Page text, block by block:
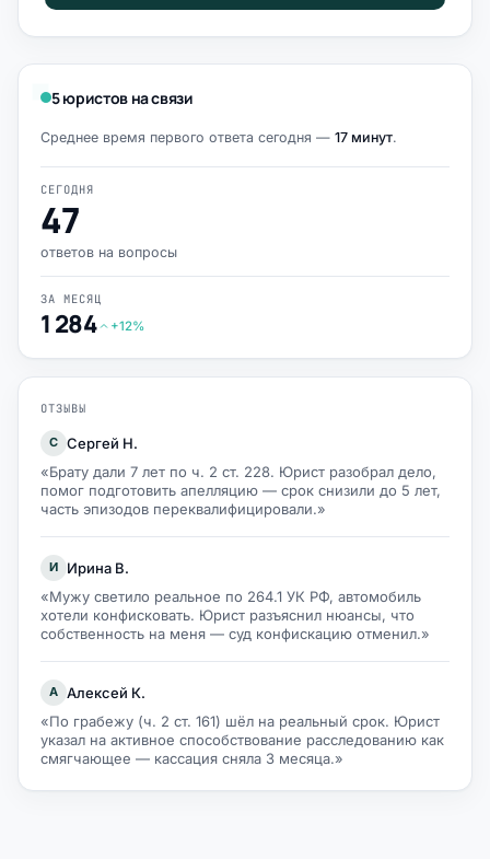
5 юристов на связи
Среднее время первого ответа сегодня — 17 минут.
СЕГОДНЯ
47
ответов на вопросы
ЗА МЕСЯЦ
1 284 +12%
ОТЗЫВЫ
С Сергей Н.
«Брату дали 7 лет по ч. 2 ст. 228. Юрист разобрал дело,
помог подготовить апелляцию — срок снизили до 5 лет,
часть эпизодов переквалифицировали.»
И
Ирина В.
«Мужу светило реальное по 264.1 УК РФ, автомобиль
хотели конфисковать. Юрист разъяснил нюансы, что
собственность на меня — суд конфискацию отменил.»
А Алексей К.
«По грабежу (ч. 2 ст. 161) шёл на реальный срок. Юрист
указал на активное способствование расследованию как
смягчающее — кассация сняла 3 месяца.»